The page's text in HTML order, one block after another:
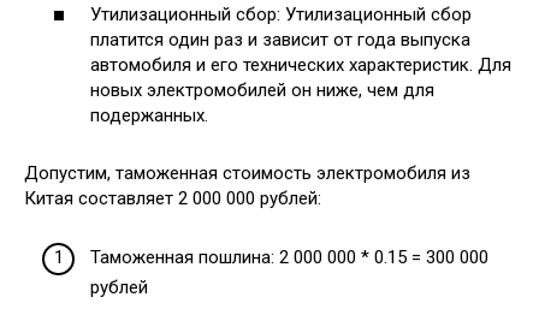
Утилизационный сбор: Утилизационный сбор
платится один раз и зависит от года выпуска
автомобиля и его технических характеристик. Для
новых электромобилей он ниже, чем для
подержанных.
Допустим, таможенная стоимость электромобиля из
Китая составляет 2 000 000 рублей:
Таможенная пошлина: 2 000 000 * 0.15 = 300 000
рублей